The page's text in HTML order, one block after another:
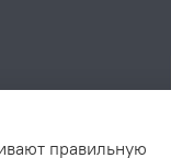
правильную